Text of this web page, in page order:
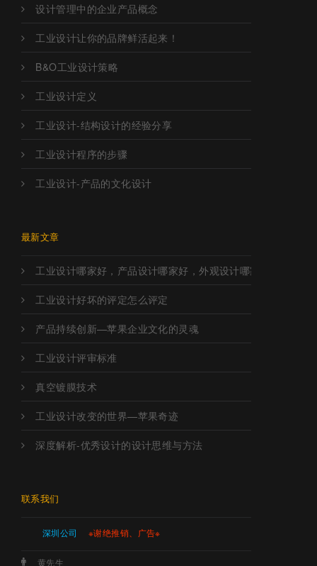
设计管理中的企业产品概念
工业设计让你的品牌鲜活起来！
B&O工业设计策略
工业设计定义
工业设计-结构设计的经验分享
工业设计程序的步骤
工业设计-产品的文化设计
最新文章
工业设计哪家好，产品设计哪家好，外观设计哪家好，工业设
工业设计好坏的评定怎么评定
产品持续创新—苹果企业文化的灵魂
工业设计评审标准
真空镀膜技术
工业设计改变的世界—苹果奇迹
深度解析-优秀设计的设计思维与方法
联系我们
深圳公司 ※谢绝推销、广告※
黄先生